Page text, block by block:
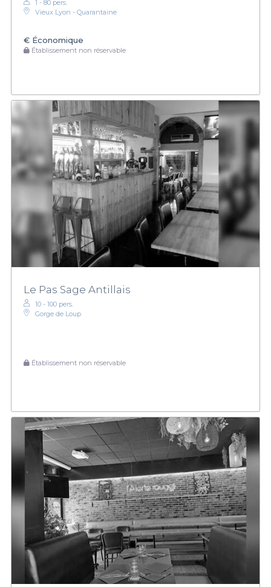
1 - 80 pers.
Vieux Lyon - Quarantaine
€ Économique
Établissement non réservable
Le Pas Sage Antillais
10 - 100 pers.
Gorge de Loup
Établissement non réservable